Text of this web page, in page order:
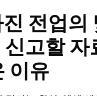
전업의
고할
이유